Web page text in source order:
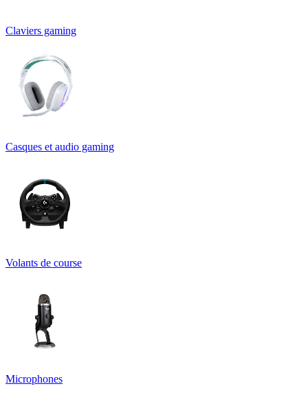
Claviers gaming
Casques et audio gaming
Volants de course
Microphones